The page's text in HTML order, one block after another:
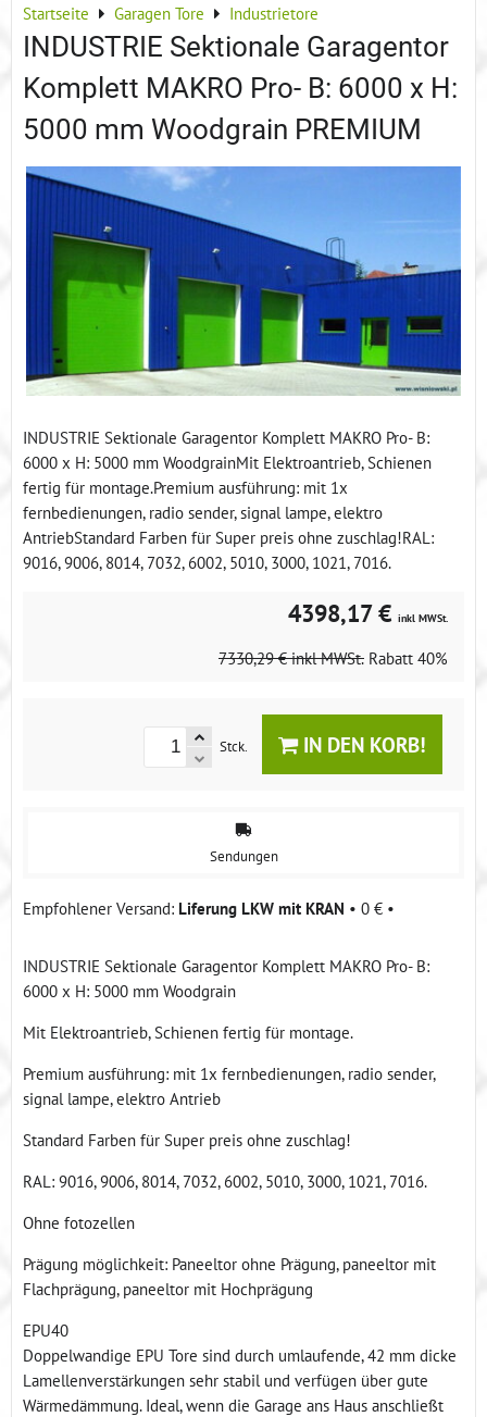
Startseite Garagen Tore Industrietore
INDUSTRIE Sektionale Garagentor
Komplett MAKRO Pro- B: 6000 x H:
5000 mm Woodgrain PREMIUM
INDUSTRIE Sektionale Garagentor Komplett MAKRO Pro- B:
6000 x H: 5000 mm WoodgrainMit Elektroantrieb, Schienen
fertig für montage.Premium ausführung: mit 1x
fernbedienungen, radio sender, signal lampe, elektro
AntriebStandard Farben für Super preis ohne zuschlag!RAL:
9016, 9006, 8014, 7032, 6002, 5010, 3000, 1021, 7016.
4398,17 € inkl MWSt.
7330,29 € inkl MWSt. Rabatt 40%
Stck. IN DEN KORB!
Sendungen
Liferung LKW mit KRAN • 0 € •
INDUSTRIE Sektionale Garagentor Komplett MAKRO Pro- B:
6000 x H: 5000 mm Woodgrain
Mit Elektroantrieb, Schienen fertig für montage.
Premium ausführung: mit 1x fernbedienungen, radio sender,
signal lampe, elektro Antrieb
Standard Farben für Super preis ohne zuschlag!
RAL: 9016, 9006, 8014, 7032, 6002, 5010, 3000, 1021, 7016.
Ohne fotozellen
Prägung möglichkeit: Paneeltor ohne Prägung, paneeltor mit
Flachprägung, paneeltor mit Hochprägung
EPU40
Doppelwandige EPU Tore sind durch umlaufende, 42 mm dicke
Lamellenverstärkungen sehr stabil und verfügen über gute
Wärmedämmung. Ideal, wenn die Garage ans Haus anschließt